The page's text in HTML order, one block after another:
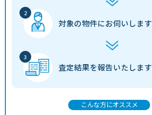
対象の物件にお伺いします
査定結果を報告いたします
こんな方にオススメ